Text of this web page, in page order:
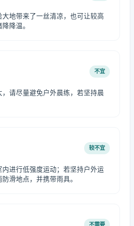
地带来了一丝清凉，也可让较高
降温。
不宜
请尽量避免户外晨练，若坚持晨
较不宜
进行低强度运动；若坚持户外运
滑地点，并携带雨具。
不需要